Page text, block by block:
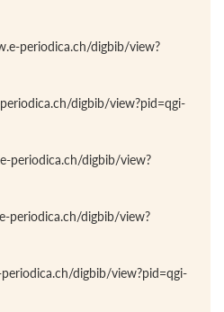
periodica.ch/digbib/view?
digbib/view?pid=qgi-
periodica.ch/digbib/view?
periodica.ch/digbib/view?
digbib/view?pid=qgi-